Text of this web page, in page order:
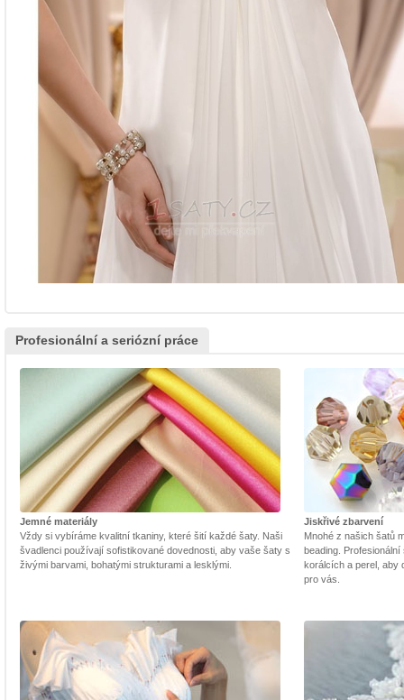
Profesionální a seriózní práce
Jemné materiály
Vždy si vybíráme kvalitní tkaniny, které šití každé šaty. Naši
švadlenci používají sofistikované dovednosti, aby vaše šaty s
živými barvami, bohatými strukturami a lesklými.
Jiskřivé zbarvení
Mnohé z našich šatů
beading.
korálcích a perel, aby
pro vás.